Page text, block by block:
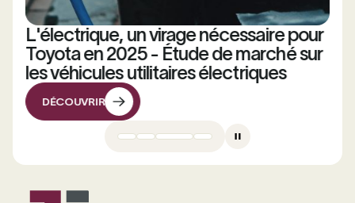
L'électrique, un virage nécessaire pour
Toyota en 2025 - Étude de marché sur
les véhicules utilitaires électriques
DÉCOUVRIR